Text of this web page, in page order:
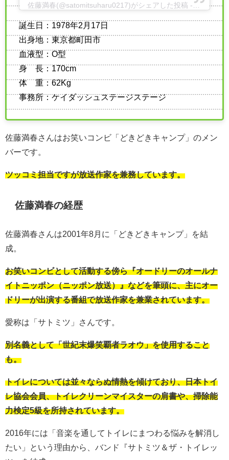
佐藤満春(@satomitsuharu0217)がシェアした投稿 - 2020年 7
誕生日：1978年2月17日
出身地：東京都町田市
血液型：O型
身 長：170cm
体 重：62Kg
事務所：ケイダッシュステージステージ
佐藤満春さんはお笑いコンビ「どきどきキャンプ」のメン
バーです。
ツッコミ担当ですが放送作家を兼務しています。
佐藤満春の経歴
佐藤満春さんは2001年8月に「どきどきキャンプ」を結
成。
お笑いコンビとして活動する傍ら『オードリーのオールナ
イトニッポン（ニッポン放送）』などを筆頭に、主にオー
ドリーが出演する番組で放送作家を兼業されています。
愛称は「サトミツ」さんです。
別名義として「世紀末爆笑覇者ラオウ」を使用すること
も。
トイレについては並々ならぬ情熱を傾けており、日本トイ
レ協会会員、トイレクリーンマイスターの肩書や、掃除能
力検定5級を所持されています。
2016年には「音楽を通してトイレにまつわる悩みを解消し
たい」という理由から、バンド『サトミツ＆ザ・トイレッ